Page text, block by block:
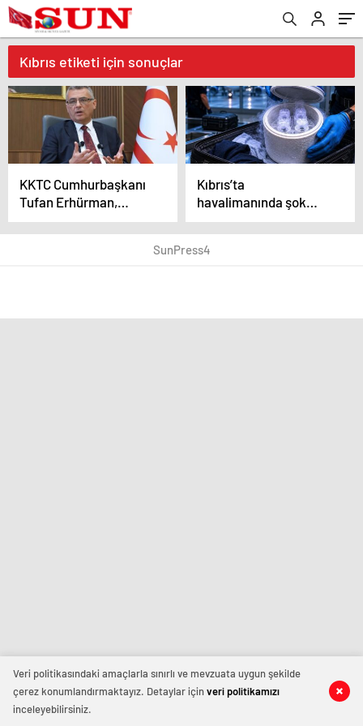
Kıbrıs etiketi için sonuçlar
KKTC Cumhurbaşkanı
Tufan Erhürman,
rahatsızlanarak
hastaneye kaldırıldı
Kıbrıs’ta
havalimanında şok
olay: İsrailli yolcunun
bagajından 4 insan
embriyosu çıktı
SunPress4
Veri politikasındaki amaçlarla sınırlı ve mevzuata uygun şekilde
çerez konumlandırmaktayız. Detaylar içinveri politikamızı
inceleyebilirsiniz.